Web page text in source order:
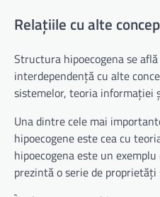
Relațiile cu alte
Structura hipoecogena se
interdependență cu alte
sistemelor, teoria informației
Una dintre cele mai
hipoecogene este cea cu
hipoecogena este un
prezintă o serie de